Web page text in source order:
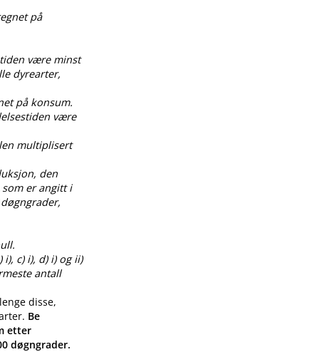
på
være minst
dyrearter,
på konsum.
være
multiplisert
den
er angitt i
døgngrader,
c) i), d) i) og ii)
antall
disse,
Be
etter
døgngrader.